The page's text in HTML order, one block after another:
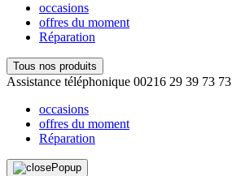
occasions
offres du moment
Réparation
Tous nos produits
Assistance téléphonique 00216 29 39 73 73
occasions
offres du moment
Réparation